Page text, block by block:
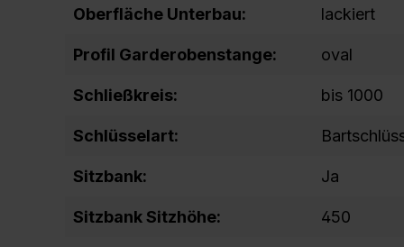
Oberfläche Unterbau: lackiert
Profil Garderobenstange: oval
Schließkreis: bis 1000
Schlüsselart:
Sitzbank: Ja
Sitzbank Sitzhöhe: 450